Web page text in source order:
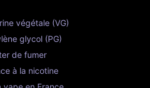
végétale (VG)
glycol (PG)
de fumer
à la nicotine